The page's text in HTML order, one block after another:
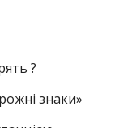
?
знаки»